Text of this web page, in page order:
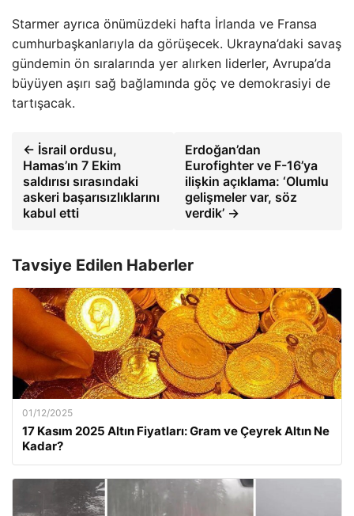
Starmer ayrıca önümüzdeki hafta İrlanda ve Fransa
cumhurbaşkanlarıyla da görüşecek. Ukrayna’daki savaş
gündemin ön sıralarında yer alırken liderler, Avrupa’da
büyüyen aşırı sağ bağlamında göç ve demokrasiyi de
tartışacak.
← İsrail ordusu,
Hamas’ın 7 Ekim
saldırısı sırasındaki
askeri başarısızlıklarını
kabul etti
Erdoğan’dan
Eurofighter ve F-16’ya
ilişkin açıklama: ‘Olumlu
gelişmeler var, söz
verdik’ →
Tavsiye Edilen Haberler
01/12/2025
17 Kasım 2025 Altın Fiyatları: Gram ve Çeyrek Altın Ne
Kadar?